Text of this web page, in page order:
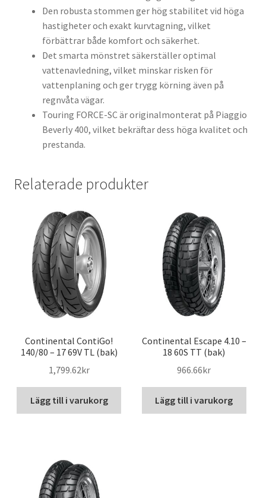
Den robusta stommen ger hög stabilitet vid höga
hastigheter och exakt kurvtagning, vilket
förbättrar både komfort och säkerhet.
Det smarta mönstret säkerställer optimal
vattenavledning, vilket minskar risken för
vattenplaning och ger trygg körning även på
regnvåta vägar.
Touring FORCE-SC är originalmonterat på Piaggio
Beverly 400, vilket bekräftar dess höga kvalitet och
prestanda.
Relaterade produkter
Continental ContiGo!
140/80 – 17 69V TL (bak)
1,799.62kr
Lägg till i varukorg
Continental Escape 4.10 –
18 60S TT (bak)
966.66kr
Lägg till i varukorg